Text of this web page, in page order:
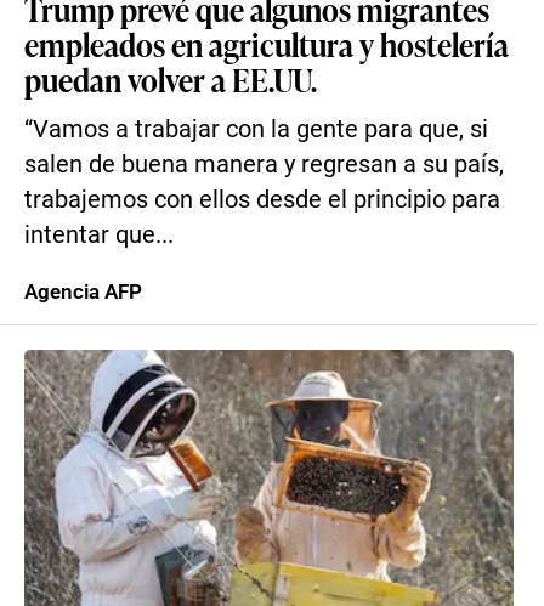
empleados en agricultura y hostelería
puedan volver a EE.UU.
“Vamos a trabajar con la gente para que, si
salen de buena manera y regresan a su país,
trabajemos con ellos desde el principio para
intentar que...
Agencia AFP